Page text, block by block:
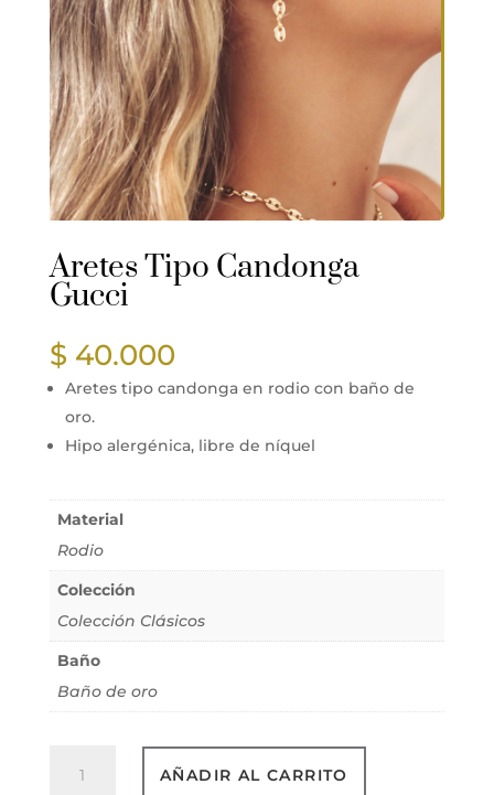
Aretes Tipo Candonga
Gucci
$ 40.000
Aretes tipo candonga en rodio con baño de
oro.
Hipo alergénica, libre de níquel
Material
Rodio
Colección
Colección Clásicos
Baño
Baño de oro
Tipo
AÑADIR AL CARRITO